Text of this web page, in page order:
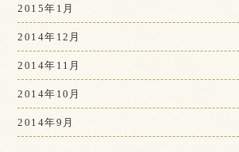
2015年1月
2014年12月
2014年11月
2014年10月
2014年9月